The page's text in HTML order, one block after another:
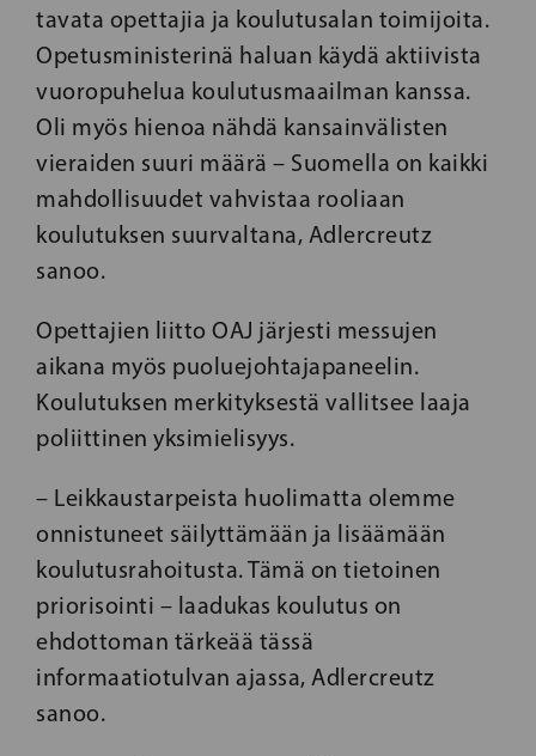
tavata opettajia ja koulutusalan toimijoita.
Opetusministerinä haluan käydä aktiivista
vuoropuhelua koulutusmaailman kanssa.
Oli myös hienoa nähdä kansainvälisten
vieraiden suuri määrä – Suomella on kaikki
mahdollisuudet vahvistaa rooliaan
koulutuksen suurvaltana, Adlercreutz
sanoo.
Opettajien liitto OAJ järjesti messujen
aikana myös puoluejohtajapaneelin.
Koulutuksen merkityksestä vallitsee laaja
poliittinen yksimielisyys.
– Leikkaustarpeista huolimatta olemme
onnistuneet säilyttämään ja lisäämään
koulutusrahoitusta. Tämä on tietoinen
priorisointi – laadukas koulutus on
ehdottoman tärkeää tässä
informaatiotulvan ajassa, Adlercreutz
sanoo.